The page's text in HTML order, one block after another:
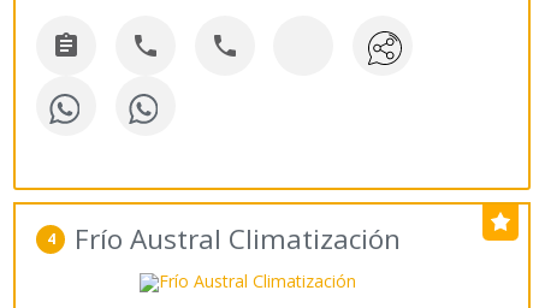
  
4 Frío Austral Climatización